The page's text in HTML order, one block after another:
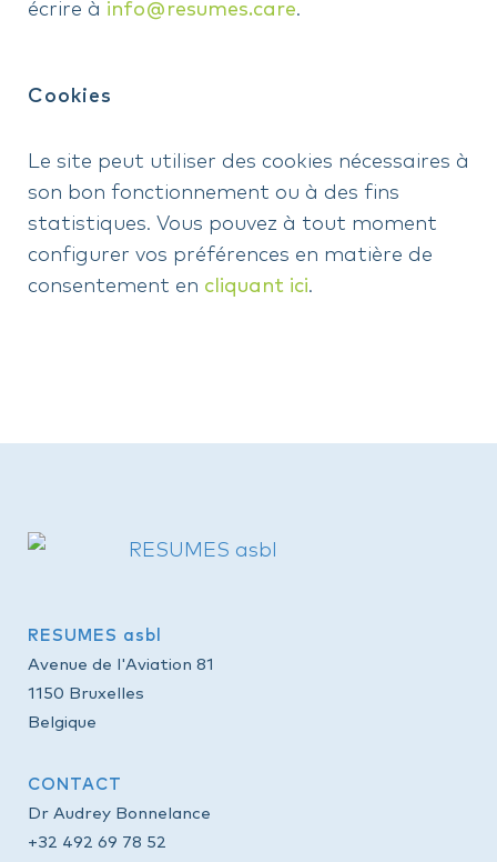
écrire à info@resumes.care.
Cookies
Le site peut utiliser des cookies nécessaires à
son bon fonctionnement ou à des fins
statistiques. Vous pouvez à tout moment
configurer vos préférences en matière de
consentement en cliquant ici.
RESUMES asbl
Avenue de l'Aviation 81
1150 Bruxelles
Belgique
CONTACT
Dr Audrey Bonnelance
+32 492 69 78 52